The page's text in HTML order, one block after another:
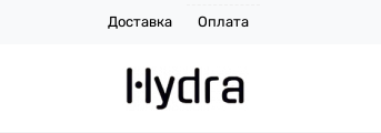
Доставка Оплата